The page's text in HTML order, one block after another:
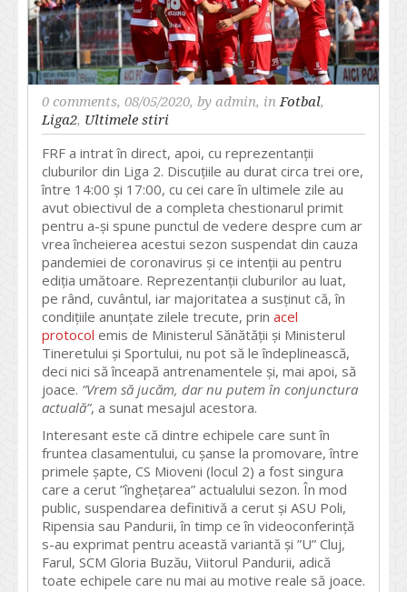
0 comments, 08/05/2020, by admin, inFotbal,
Liga2, Ultimele stiri
FRF a intrat în direct, apoi, cu reprezentanții
cluburilor din Liga 2. Discuțiile au durat circa trei ore,
între 14:00 și 17:00, cu cei care în ultimele zile au
avut obiectivul de a completa chestionarul primit
pentru a-și spune punctul de vedere despre cum ar
vrea încheierea acestui sezon suspendat din cauza
pandemiei de coronavirus și ce intenții au pentru
ediția umătoare. Reprezentanții cluburilor au luat,
pe rând, cuvântul, iar majoritatea a susținut că, în
condițiile anunțate zilele trecute, prin acel
protocol emis de Ministerul Sănătății și Ministerul
Tineretului și Sportului, nu pot să le îndeplinească,
deci nici să înceapă antrenamentele și, mai apoi, să
joace. ”Vrem să jucăm, dar nu putem în conjunctura
actuală”, a sunat mesajul acestora.
Interesant este că dintre echipele care sunt în
fruntea clasamentului, cu șanse la promovare, între
primele șapte, CS Mioveni (locul 2) a fost singura
care a cerut ”înghețarea” actualului sezon. În mod
public, suspendarea definitivă a cerut și ASU Poli,
Ripensia sau Pandurii, în timp ce în videoconferință
s-au exprimat pentru această variantă și ”U” Cluj,
Farul, SCM Gloria Buzău, Viitorul Pandurii, adică
toate echipele care nu mai au motive reale să joace.